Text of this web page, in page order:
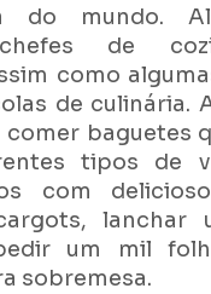
do mundo.
de
como
de culinária.
comer baguetes
tipos de
com
lanchar
um mil
sobremesa.